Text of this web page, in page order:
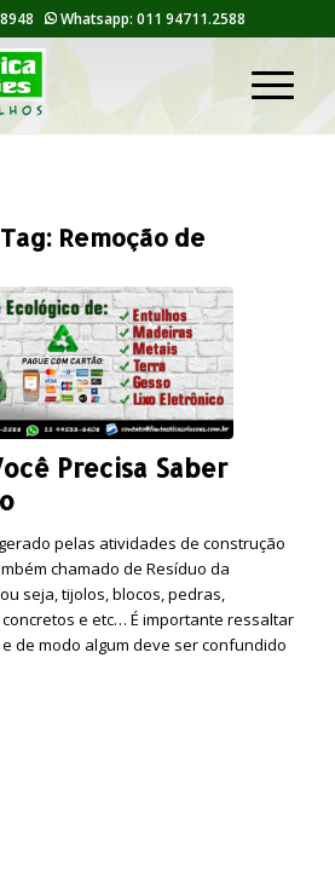
Whatsapp: 011 94711.2588
Remoção de
Precisa Saber
pelas atividades de construção
chamado de Resíduo da
ou seja, tijolos, blocos, pedras,
e etc… É importante ressaltar
de modo algum deve ser confundido